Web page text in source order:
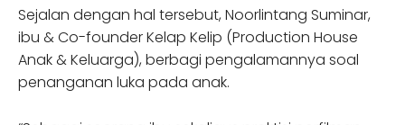
Sejalan dengan hal tersebut, Noorlintang Suminar,
ibu & Co-founder Kelap Kelip (Production House
Anak & Keluarga), berbagi pengalamannya soal
penanganan luka pada anak.